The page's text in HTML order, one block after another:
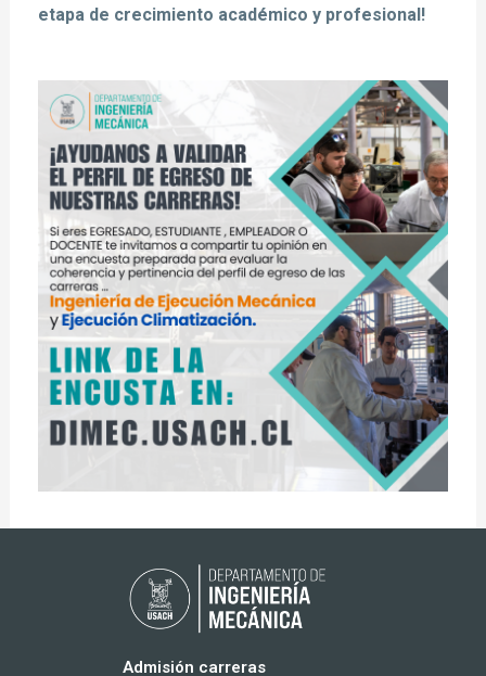
etapa de crecimiento académico y profesional!
Admisión carreras